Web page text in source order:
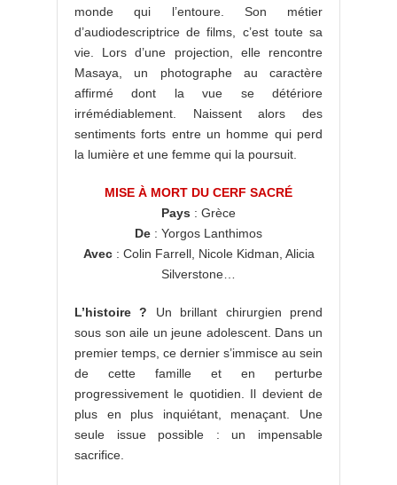
monde qui l’entoure. Son métier
d’audiodescriptrice de films, c’est toute sa
vie. Lors d’une projection, elle rencontre
Masaya, un photographe au caractère
affirmé dont la vue se détériore
irrémédiablement. Naissent alors des
sentiments forts entre un homme qui perd
la lumière et une femme qui la poursuit.
MISE À MORT DU CERF SACRÉ
Pays : Grèce
De : Yorgos Lanthimos
Avec: Colin Farrell, Nicole Kidman, Alicia
Silverstone…
L’histoire ? Un brillant chirurgien prend
sous son aile un jeune adolescent. Dans un
premier temps, ce dernier s’immisce au sein
de cette famille et en perturbe
progressivement le quotidien. Il devient de
plus en plus inquiétant, menaçant. Une
seule issue possible : un impensable
sacrifice.